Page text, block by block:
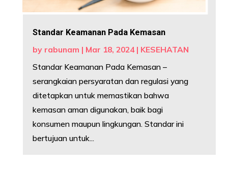
Standar Keamanan Pada Kemasan
by rabunam | Mar 18, 2024| KESEHATAN
Standar Keamanan Pada Kemasan –
serangkaian persyaratan dan regulasi yang
ditetapkan untuk memastikan bahwa
kemasan aman digunakan, baik bagi
konsumen maupun lingkungan. Standar ini
bertujuan untuk...